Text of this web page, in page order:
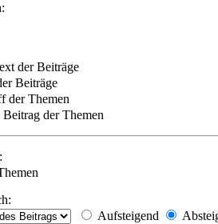
der Beiträge
Beiträge
der Themen
der Themen
Aufsteigend